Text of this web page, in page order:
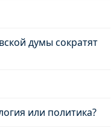
думы сократят
или политика?